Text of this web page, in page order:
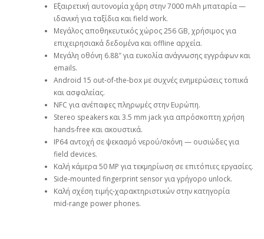
Εξαιρετική αυτονομία χάρη στην 7000 mAh μπαταρία —
ιδανική για ταξίδια και field work.
Μεγάλος αποθηκευτικός χώρος 256 GB, χρήσιμος για
επιχειρησιακά δεδομένα και offline αρχεία.
Μεγάλη οθόνη 6.88″ για ευκολία ανάγνωσης εγγράφων και
emails.
Android 15 out‑of‑the‑box με συχνές ενημερώσεις τοπικά
και ασφαλείας.
NFC για ανέπαφες πληρωμές στην Ευρώπη.
Stereo speakers και 3.5 mm jack για απρόσκοπτη χρήση
hands‑free και ακουστικά.
IP64 αντοχή σε ψεκασμό νερού/σκόνη — ουσιώδες για
field devices.
Καλή κάμερα 50 MP για τεκμηρίωση σε επιτόπιες εργασίες.
Side‑mounted fingerprint sensor για γρήγορο unlock.
Καλή σχέση τιμής‑χαρακτηριστικών στην κατηγορία
mid‑range power phones.